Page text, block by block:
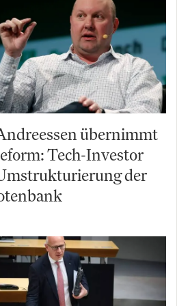
übernimmt
Tech-Investor
der